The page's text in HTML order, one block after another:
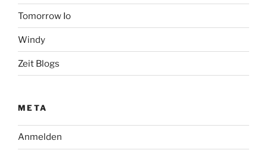
Tomorrow Io
Windy
Zeit Blogs
META
Anmelden